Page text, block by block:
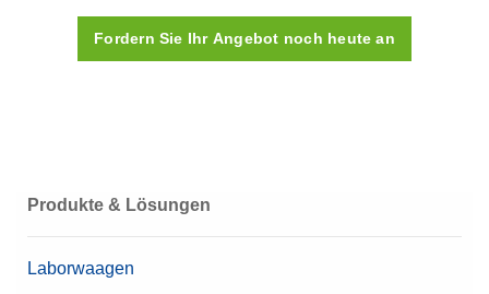
Suszeptibilität X < 0,8
Kalibrierungszertifikat Nein
Nennwert
Fordern Sie Ihr Angebot noch heute an
Produkte & Lösungen
Laborwaagen